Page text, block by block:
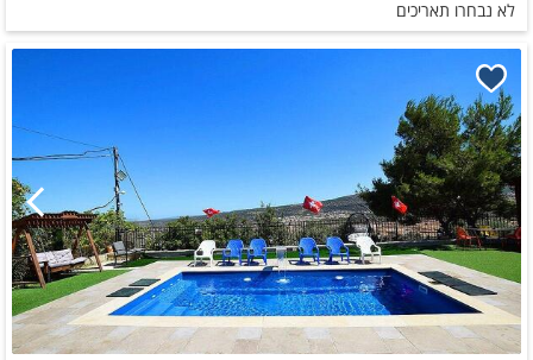
לא נבחרו תאריכים